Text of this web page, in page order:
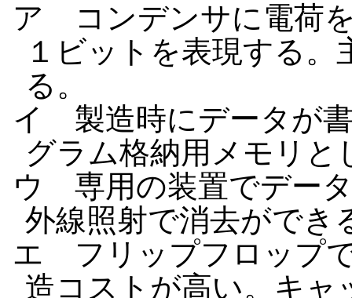
ア コンデンサに電荷
１ビットを表現する
る。
イ 製造時にデータが
グラム格納用メモリと
ウ 専用の装置でデー
外線照射で消去ができ
エ フリップフロップ
造コストが高い。キ